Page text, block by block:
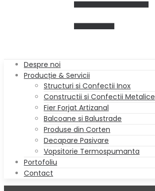
Despre noi
Producție & Servicii
Structuri si Confectii Inox
Constructii si Confectii Metalice
Fier Forjat Artizanal
Balcoane si Balustrade
Produse din Corten
Decapare Pasivare
Vopsitorie Termospumanta
Portofoliu
Contact